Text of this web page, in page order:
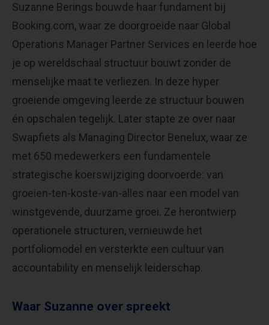
Suzanne Berings bouwde haar fundament bij
Booking.com, waar ze doorgroeide naar Global
Operations Manager Partner Services en leerde hoe
je op wereldschaal structuur bouwt zonder de
menselijke maat te verliezen. In deze hyper
groeiende omgeving leerde ze structuur bouwen
én opschalen tegelijk. Later stapte ze over naar
Swapfiets als Managing Director Benelux, waar ze
met 650 medewerkers een fundamentele
strategische koerswijziging doorvoerde: van
groeien-ten-koste-van-alles naar een model van
winstgevende, duurzame groei. Ze herontwierp
operationele structuren, vernieuwde het
portfoliomodel en versterkte een cultuur van
accountability en menselijk leiderschap.
Waar Suzanne over spreekt